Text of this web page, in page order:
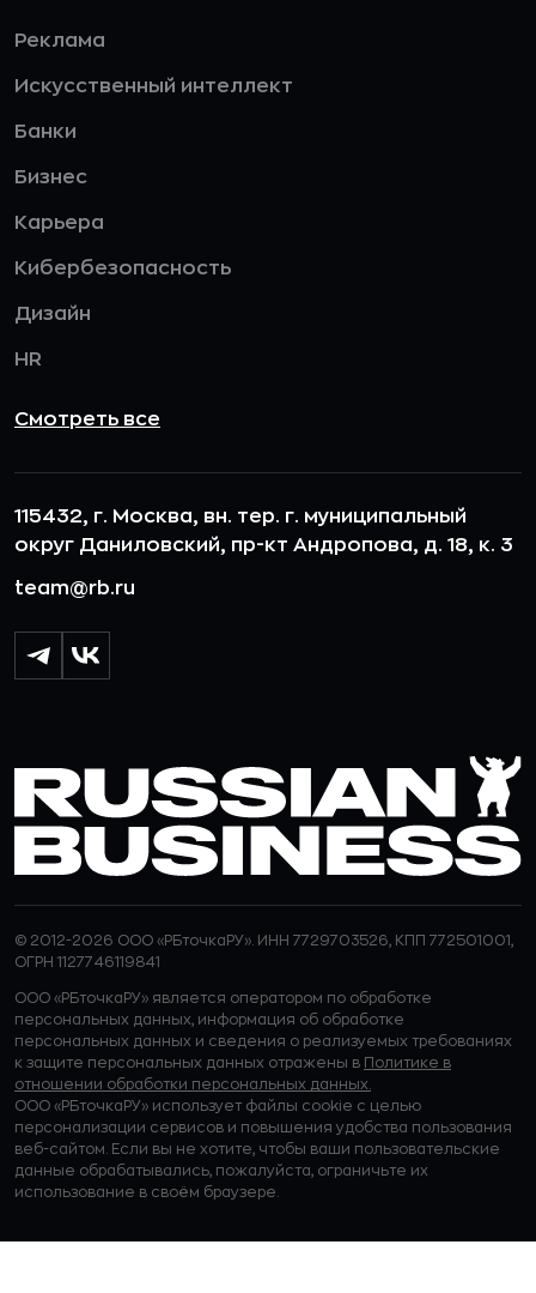
Реклама
Искусственный интеллект
Банки
Бизнес
Карьера
Кибербезопасность
Дизайн
HR
Смотреть все
115432, г. Москва, вн. тер. г. муниципальный
округ Даниловский, пр-кт Андропова, д. 18, к. 3
team@rb.ru
© 2012-2026 ООО «РБточкаРУ». ИНН 7729703526, КПП 772501001,
ОГРН 1127746119841
ООО «РБточкаРУ» является оператором по обработке
персональных данных, информация об обработке
персональных данных и сведения о реализуемых требованиях
к защите персональных данных отражены в Политике в
отношении обработки персональных данных.
ООО «РБточкаРУ» использует файлы cookie с целью
персонализации сервисов и повышения удобства пользования
веб-сайтом. Если вы не хотите, чтобы ваши пользовательские
данные обрабатывались, пожалуйста, ограничьте их
использование в своём браузере.